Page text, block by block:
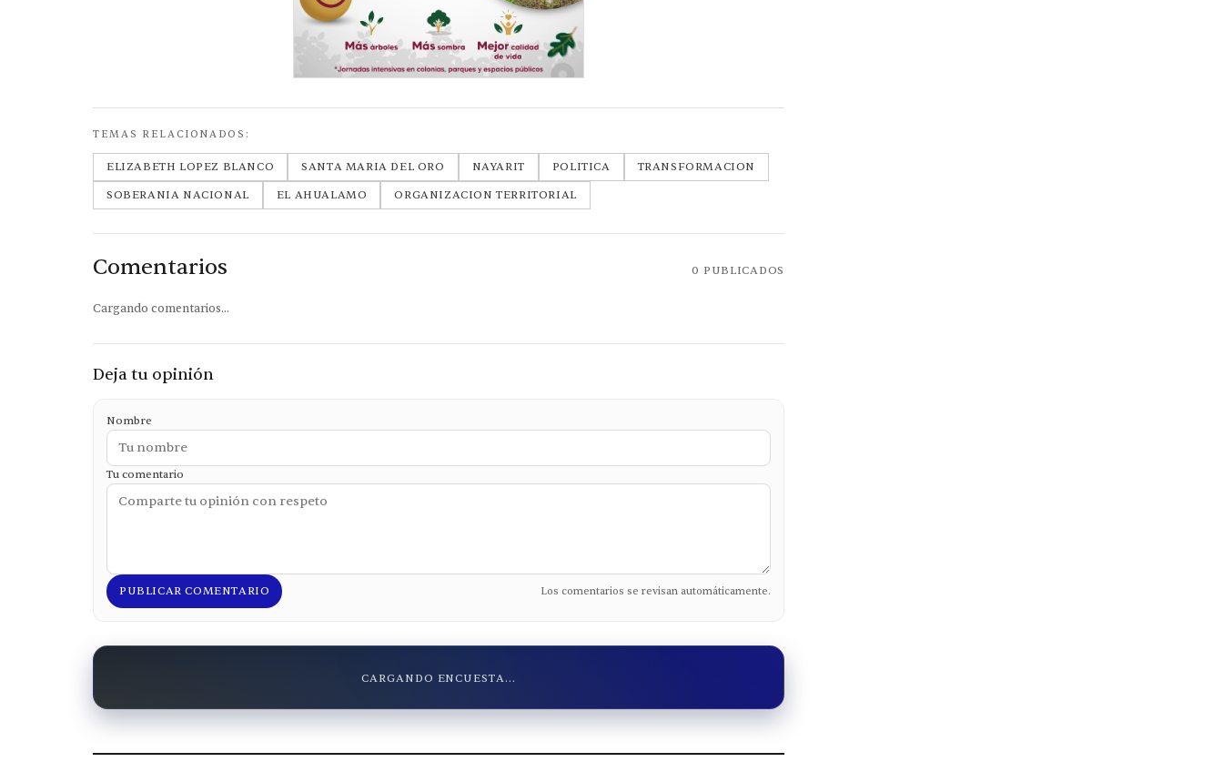
TEMAS RELACIONADOS:
ELIZABETH LOPEZ BLANCO SANTA MARIA DEL ORO NAYARIT POLITICA
TRANSFORMACION
SOBERANIA NACIONAL
EL AHUALAMO ORGANIZACION TERRITORIAL
Comentarios 0 PUBLICADOS
Cargando comentarios...
Deja tu opinión
Nombre
Tu comentario
PUBLICAR COMENTARIO Los comentarios se revisan automáticamente.
CARGANDO ENCUESTA...